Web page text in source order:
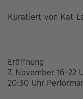
Kuratiert von Kat
Eröffnung
7. November 16-22
20:30 Uhr